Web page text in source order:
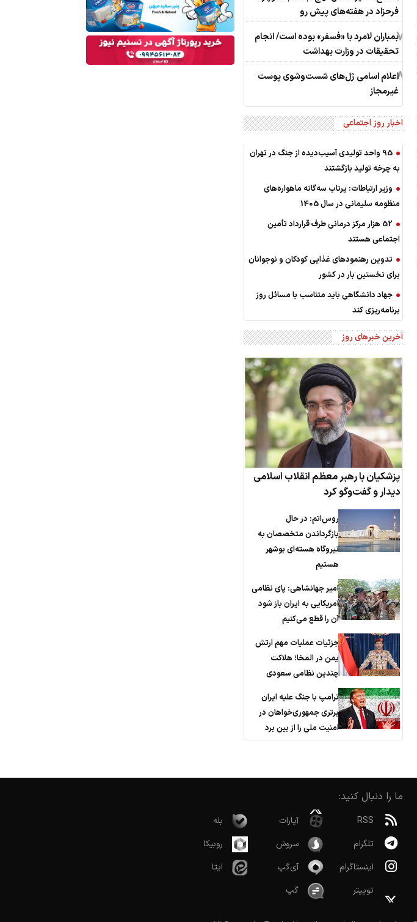
فرحزاد در هفته‌های پیش رو
7بمباران لامرد با «فسفر» بوده است/ انجام
تحقیقات در وزارت بهداشت
8اعلام اسامی ژل‌های شست‌وشوی پوست
غیرمجاز
اخبار روز اجتماعی
95 واحد تولیدی آسیب‌دیده از جنگ در تهران
به چرخه تولید بازگشتند
وزیر ارتباطات: پرتاب سه‌گانه ماهواره‌های
منظومه سلیمانی در سال 1405
52 هزار مرکز درمانی طرف قرارداد تأمین
اجتماعی هستند
تدوین رهنمودهای غذایی کودکان و نوجوانان
برای نخستین بار در کشور
جهاد دانشگاهی باید متناسب با مسائل روز
برنامه‌ریزی کند
آخرین خبرهای روز
پزشکیان با رهبر معظم انقلاب اسلامی
دیدار و گفت‌وگو کرد
روس‌اتم: در حال
بازگرداندن متخصصان به
نیروگاه هسته‌ای بوشهر
هستیم
امیر جهانشاهی: پای نظامی
آمریکایی به ایران باز شود
آن را قطع می‌کنیم
جزئیات عملیات مهم ارتش
یمن در المخا؛ هلاکت
چندین نظامی سعودی
ترامپ با جنگ علیه ایران
برتری جمهوری‌خواهان در
امنیت ملی را از بین برد
ما را دنبال کنید:
RSS
تلگرام
اینستاگرام
توییتر
آپارات
سروش
آی‌گپ
گپ
بله
روبیکا
ایتا